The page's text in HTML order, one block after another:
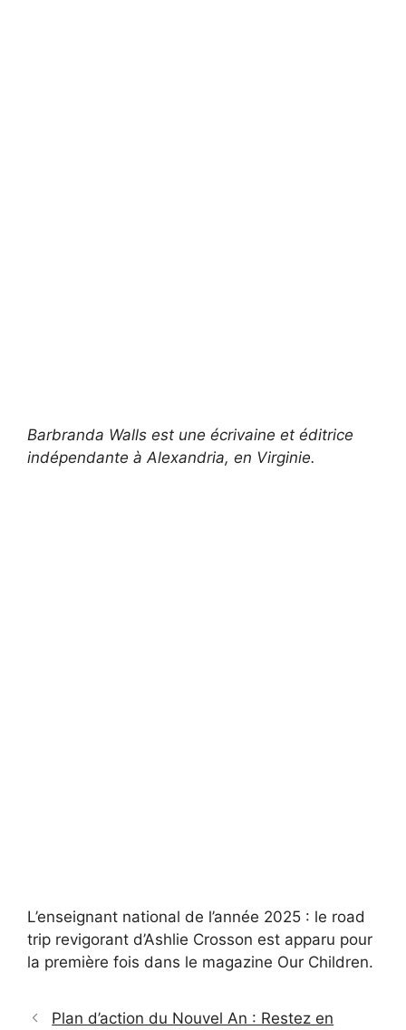
Barbranda Walls est une écrivaine et éditrice
indépendante à Alexandria, en Virginie.
L’enseignant national de l’année 2025 : le road
trip revigorant d’Ashlie Crosson est apparu pour
la première fois dans le magazine Our Children.
Plan d’action du Nouvel An : Restez en